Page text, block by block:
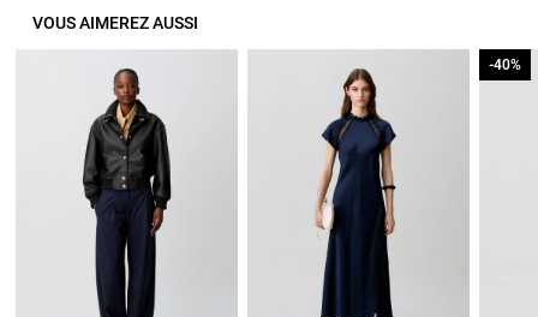
VOUS AIMEREZ AUSSI
-40%
-40%